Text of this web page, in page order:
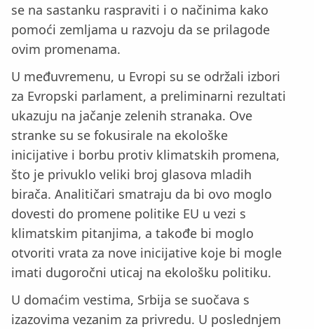
se na sastanku raspraviti i o načinima kako
pomoći zemljama u razvoju da se prilagode
ovim promenama.
U međuvremenu, u Evropi su se održali izbori
za Evropski parlament, a preliminarni rezultati
ukazuju na jačanje zelenih stranaka. Ove
stranke su se fokusirale na ekološke
inicijative i borbu protiv klimatskih promena,
što je privuklo veliki broj glasova mladih
birača. Analitičari smatraju da bi ovo moglo
dovesti do promene politike EU u vezi s
klimatskim pitanjima, a takođe bi moglo
otvoriti vrata za nove inicijative koje bi mogle
imati dugoročni uticaj na ekološku politiku.
U domaćim vestima, Srbija se suočava s
izazovima vezanim za privredu. U poslednjem